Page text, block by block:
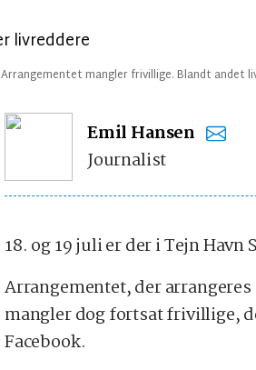
Arrangementet mangler frivillige. Blandt andet
Emil Hansen
Journalist
18. og 19 juli er der i Tejn
Arrangementet, der
mangler dog fortsat frivillige,
Facebook.